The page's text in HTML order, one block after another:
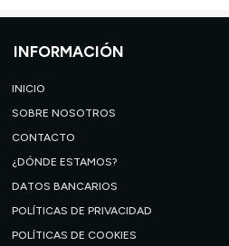
INFORMACIÓN
INICIO
SOBRE NOSOTROS
CONTACTO
¿DÓNDE ESTAMOS?
DATOS BANCARIOS
POLÍTICAS DE PRIVACIDAD
POLÍTICAS DE COOKIES